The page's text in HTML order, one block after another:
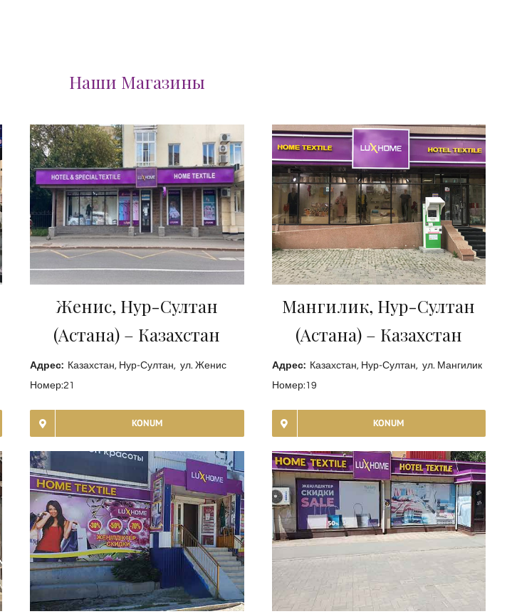
Наши Магазины
Женис, Нур-Султан
(Aстана) – Казахстан
Адрес: Казахстан, Нур-Султан, ул. Женис
Номер:21
KONUM
Мангилик, Нур-Султан
(Aстана) – Казахстан
Адрес: Казахстан, Нур-Султан, ул. Мангилик
Номер:19
KONUM